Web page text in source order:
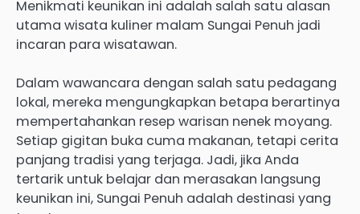
Menikmati keunikan ini adalah salah satu alasan
utama wisata kuliner malam Sungai Penuh jadi
incaran para wisatawan.
Dalam wawancara dengan salah satu pedagang
lokal, mereka mengungkapkan betapa berartinya
mempertahankan resep warisan nenek moyang.
Setiap gigitan buka cuma makanan, tetapi cerita
panjang tradisi yang terjaga. Jadi, jika Anda
tertarik untuk belajar dan merasakan langsung
keunikan ini, Sungai Penuh adalah destinasi yang